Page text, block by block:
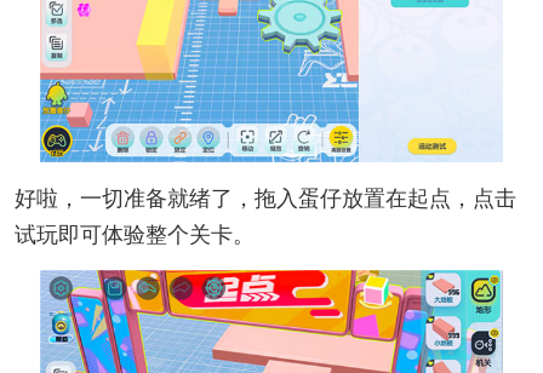
好啦，一切准备就绪了，拖入蛋仔放置在起点，点击
试玩即可体验整个关卡。